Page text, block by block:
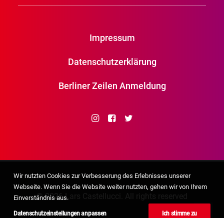
Impressum
Datenschutzerklärung
Berliner Zeilen Anmeldung
© 2026 Lars Castellucci. All rights reserved
Wir nutzten Cookies zur Verbesserung des Erlebnisses unserer
Webseite. Wenn Sie die Website weiter nutzten, gehen wir von Ihrem
Einverständnis aus.
Datenschutzeinstellungen anpassen Ich stimme zu